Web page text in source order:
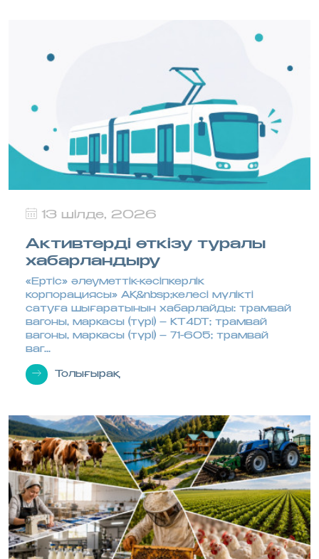
13 шілде, 2026
Активтерді өткізу туралы
хабарландыру
«Ертіс» әлеуметтік-кәсіпкерлік
корпорациясы» АҚ&nbsp;келесі мүлікті
сатуға шығаратынын хабарлайды: трамвай
вагоны, маркасы (түрі) – KT4DT; трамвай
вагоны, маркасы (түрі) – 71-605; трамвай
ваг...
Толығырақ